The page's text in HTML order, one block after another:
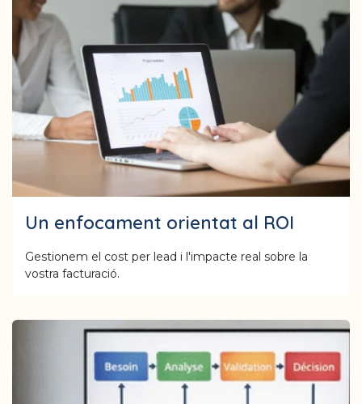
Un enfocament orientat al ROI
Gestionem el cost per lead i l'impacte real sobre la
vostra facturació.